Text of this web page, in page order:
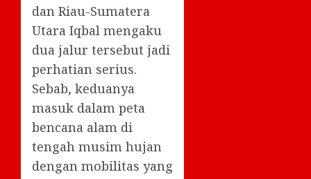
dan Riau-Sumatera
Utara Iqbal mengaku
dua jalur tersebut jadi
perhatian serius.
Sebab, keduanya
masuk dalam peta
bencana alam di
tengah musim hujan
dengan mobilitas yang